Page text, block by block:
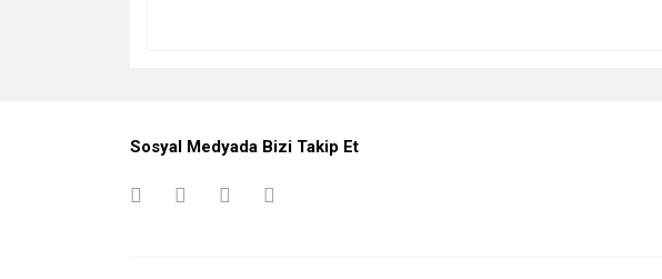
Sosyal Medyada Bizi Takip Et